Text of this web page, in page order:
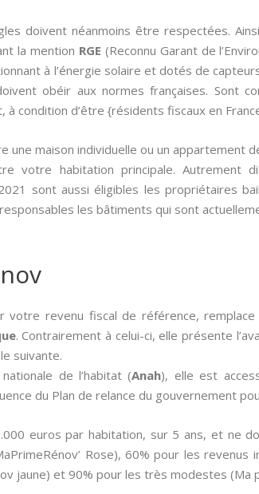
doivent néanmoins être respectées.
la mention RGE (Reconnu Garant de
à l’énergie solaire et dotés de
obéir aux normes françaises. Sont
condition d’être {résidents fiscaux en
maison individuelle ou un appartement
votre habitation principale. Autrement
sont aussi éligibles les propriétaires
les bâtiments qui sont
votre revenu fiscal de référence,
. Contrairement à celui-ci, elle présente
suivante.
de l’habitat (Anah), elle est
du Plan de relance du gouvernement
euros par habitation, sur 5 ans, et ne
Rose), 60% pour les
jaune) et 90% pour les très modestes (Ma